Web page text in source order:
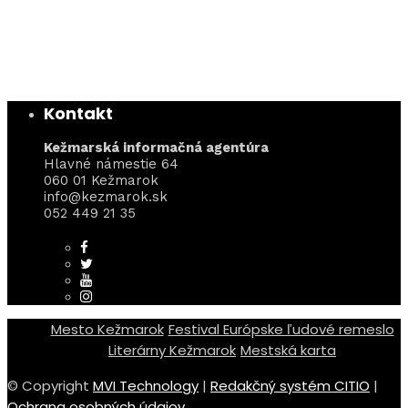
Kontakt
Kežmarská informačná agentúra
Hlavné námestie 64
060 01 Kežmarok
info@kezmarok.sk
052 449 21 35
Mesto Kežmarok Festival Európske ľudové remeslo
Literárny Kežmarok Mestská karta
© Copyright MVI Technology | Redakčný systém CITIO |